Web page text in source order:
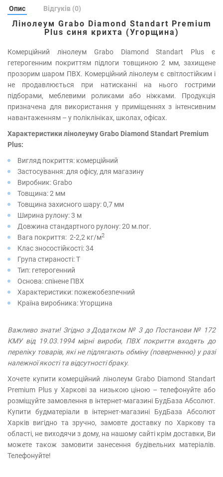
Опис Відгуків (0)
Лінолеум Grabo Diamond Standart Premium
Plus синя крихта (Угорщина)
Комерційний лінолеум Grabo Diamond Standart Plus є
гетерогенним покриттям підлоги товщиною 2 мм, захищене
прозорим шаром ПВХ. Комерційний лінолеум є світлостійким і
не продавлюється при натисканні на нього гострими
підборами, меблевими роликами або ніжками. Продукція
призначена для використання у приміщеннях з інтенсивним
навантаженням – у поліклініках, школах, офісах.
Характеристики лінолеуму Grabo Diamond Standart Premium
Plus:
Вигляд покриття: комерційний
Застосування: для офісу, для магазину
Виробник: Grabo
Товщина: 2 мм
Товщина захисного шару: 0,7 мм
Ширина рулону: 3 м
Довжина стандартного рулону: 20 м.пог.
Вага покриття: 2-2,2 кг/м2
Клас зносостійкості: 34
Група стираності: T
Тип: гетерогенний
Основа: спінене ПВХ
Характеристики: пожежобезпечний
Країна виробника: Угорщина
Важливо знати! Згідно з Додатком № 3 до Постанови № 172
КМУ від 19.03.1994 мірні вироби, ПВХ покриття входять до
переліку товарів, які не підлягають обміну (поверненню) у разі
належної якості та відсутності браку.
Хочете купити комерційний лінолеум Grabo Diamond Standart
Premium Plus у Харкові за низькою ціною – телефонуйте або
розміщуйте замовлення в інтернет-магазині БудБаза Абсолют.
Купити будматеріали в інтернет-магазині БудБаза Абсолют
Харків вигідно та зручно, замовте доставку по Харкову та
області, не виходячи з дому, на нашому сайті крім доставки, Ви
можете також замовити занесення будівельних матеріалів.
Телефонуйте!